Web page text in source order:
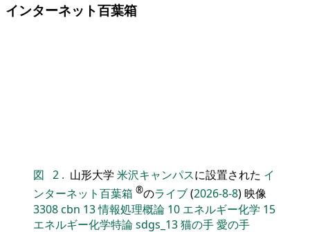
インターネット百葉箱
図 2 . 山形大学 米沢キャンパスに設置された イ
ンターネット百葉箱 ®のライブ(2026-8-8) 映像
3308cbn 13情報処理概論 10 エネルギー化学 15
エネルギー化学特論sdgs_13猫の手愛の手